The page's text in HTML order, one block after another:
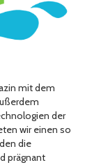
mit dem
der
wir einen so
die
prägnant